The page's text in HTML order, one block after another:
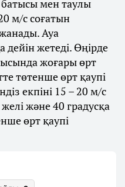
мен таулы
м/с соғатын
Ауа
дейін жетеді. Өңірде
жоғары өрт
төтенше өрт қаупі
екпіні 15 – 20 м/с
және 40 градусқа
өрт қаупі